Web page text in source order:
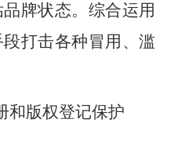
牌状态。 综合运用
打击各种冒用、滥
和版权登记保护